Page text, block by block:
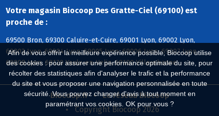
Afin de vous offrir la meilleure expérience possible, Biocoop utilise
des cookies : pour assurer une performance optimale du site, pour
récolter des statistiques afin d'analyser le trafic et la performance
du site et vous proposer une navigation personnalisée en toute
sécurité. Vous pouvez changer d'avis à tout moment en
paramétrant vos cookies. OK pour vous ?
Votre magasin Biocoop Des Gratte-Ciel (69100) est
proche de :
69500 Bron, 69300 Caluire-et-Cuire, 69001 Lyon, 69002 Lyon,
69003 Lyon, 69004 Lyon, 69005 Lyon, 69006 Lyon, 69007 Lyon,
69008 Lyon, 69120 Vaulx-en-Velin, 69100 Villeurbanne
Biocoop.fr
Le réseau Biocoop
Copyright Biocoop 2026